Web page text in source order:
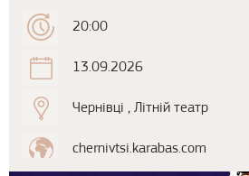
20:00
13.09.2026
Чернівці , Літній театр
chernivtsi.karabas.com